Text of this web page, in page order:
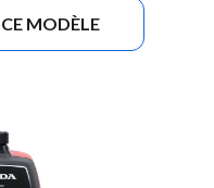
MODÈLE